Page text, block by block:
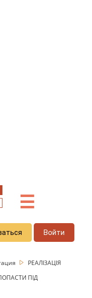
☰
Войти
РЕАЛІЗАЦІЯ
ПІД